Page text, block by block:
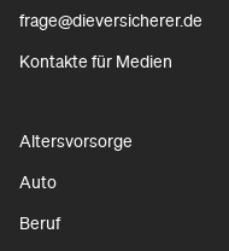
frage@dieversicherer.de
Kontakte für Medien
Altersvorsorge
Auto
Beruf